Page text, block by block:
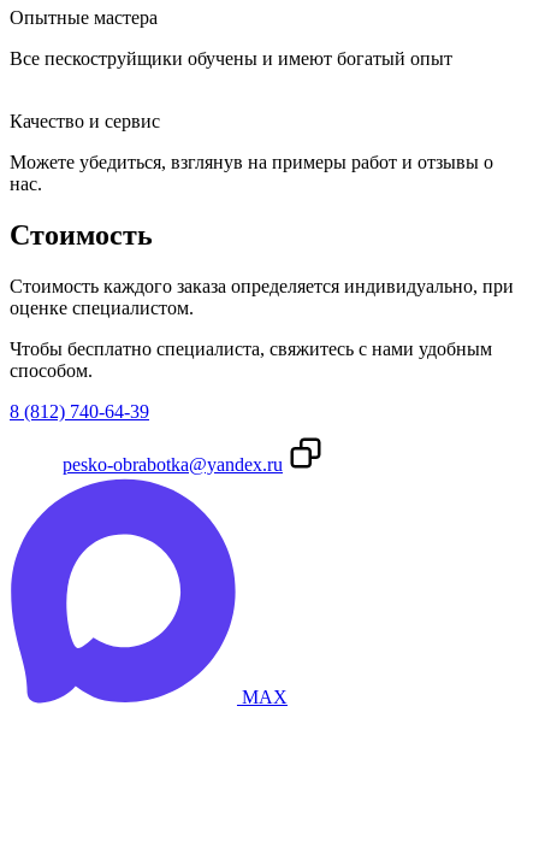
Опытные мастера
Все пескоструйщики обучены и имеют богатый опыт
Качество и сервис
Можете убедиться, взглянув на примеры работ и отзывы о
нас.
Стоимость
Стоимость каждого заказа определяется индивидуально, при
оценке специалистом.
Чтобы бесплатно специалиста, свяжитесь с нами удобным
способом.
8 (812) 740-64-39
pesko-obrabotka@yandex.ru